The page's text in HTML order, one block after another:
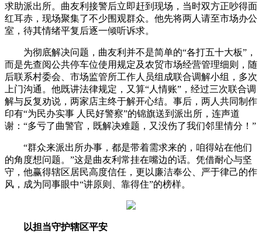
求助派出所。曲友利接警后立即赶到现场，当时双方正吵得面
红耳赤，现场聚集了不少围观群众。他先将两人请至市场办公
室，待其情绪平复后逐一倾听诉求。
为彻底解决问题，曲友利并不是简单的“各打五十大板”，
而是先查阅公共停车位使用规定及农贸市场经营管理细则，随
后联系村委会、市场监管所工作人员组成联合调解小组，多次
上门沟通。他既讲法律规定，又算“人情账”，经过三次联合调
解与反复劝说，两家店主终于解开心结。事后，两人共同制作
印有“为民办实事 人民好警察”的锦旗送到派出所，连声道
谢：“多亏了曲警官，既解决难题，又没伤了我们邻里情分！”
“群众来派出所办事，都是带着需求来的，咱得站在他们
的角度想问题。”这是曲友利常挂在嘴边的话。凭借耐心与坚
守，他赢得辖区居民高度信任，更以廉洁奉公、严于律己的作
风，成为同事眼中“讲原则、靠得住”的榜样。
以担当守护辖区平安